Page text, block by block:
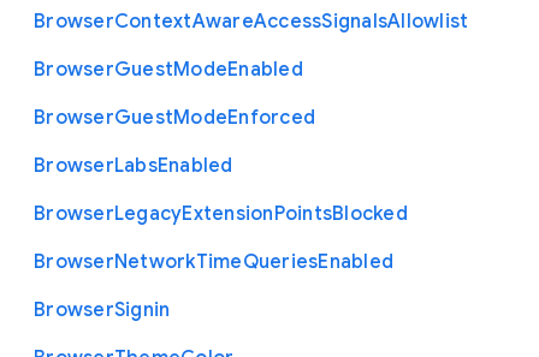
BrowserContextAwareAccessSignalsAllowlist
BrowserGuestModeEnabled
BrowserGuestModeEnforced
BrowserLabsEnabled
BrowserLegacyExtensionPointsBlocked
BrowserNetworkTimeQueriesEnabled
BrowserSignin